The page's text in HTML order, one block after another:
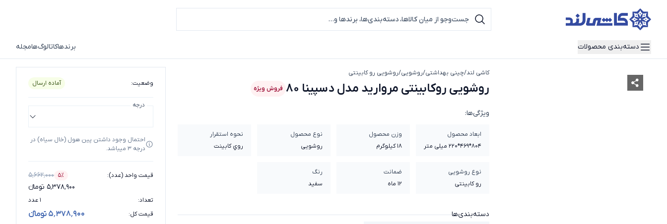
دسته‌بندی محصولات برندهاکاتالوگ‌هامجله
کاشی لند/چینی بهداشتی/روشویی/روشویی رو کابینتی
روشویی روکابینتی مروارید مدل دسپینا 80
روشویی روکابینتی مروارید مدل دسپینا 80 فروش ویژه
وضعیت: آماده ارسال
درجه
احتمال وجود داشتن پین هول (خال سیاه) در
درجه 3 میباشد.
قیمت واحد (عدد): ۵٪
درصد تخفیف
۵٬۶۶۲٬۰۰۰
۵٬۳۷۸٬۹۰۰ تومانء
تعداد:
۱ عدد
قیمت کل: ۵٬۳۷۸٬۹۰۰ تومانء
ویژگی‌ها:
ابعاد محصول
804*469*220 میلی متر
وزن محصول
18 کیلوگرم
نوع محصول
روشویی
نحوه استقرار
روي کابينت
نوع روشویی
رو کابینتی
ضمانت
12 ماه
رنگ
سفید
دسته‌بندی‌ها